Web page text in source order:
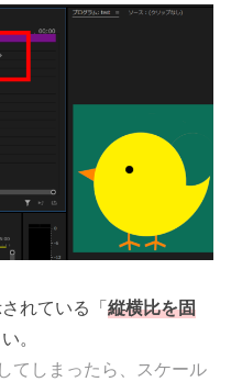
れている「縦横比を固
。
てしまったら、スケール